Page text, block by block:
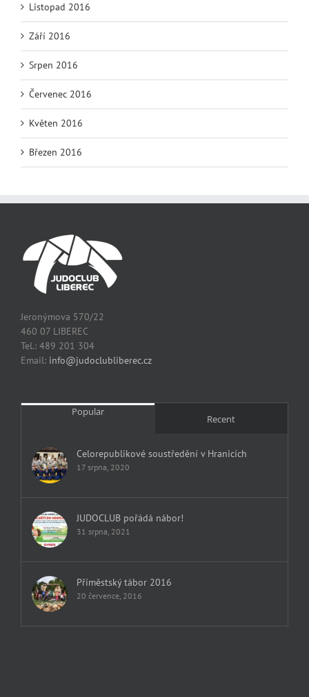
Listopad 2016
Září 2016
Srpen 2016
Červenec 2016
Květen 2016
Březen 2016
Jeronýmova 570/22
460 07 LIBEREC
Tel.: 489 201 304
Email: info@judoclubliberec.cz
Popular
Recent
Celorepublikové soustředění v Hranicích
17 srpna, 2020
JUDOCLUB pořádá nábor!
31 srpna, 2021
Příměstský tábor 2016
20 července, 2016